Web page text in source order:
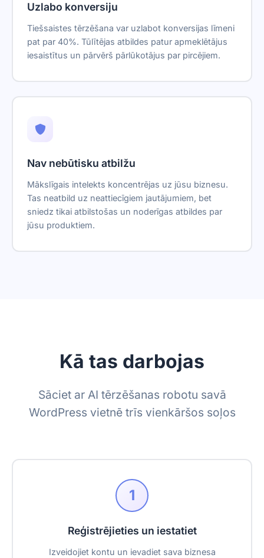
Uzlabo konversiju
Tiešsaistes tērzēšana var uzlabot konversijas līmeni
pat par 40%. Tūlītējas atbildes patur apmeklētājus
iesaistītus un pārvērš pārlūkotājus par pircējiem.
Nav nebūtisku atbilžu
Mākslīgais intelekts koncentrējas uz jūsu biznesu.
Tas neatbild uz neattiecīgiem jautājumiem, bet
sniedz tikai atbilstošas un noderīgas atbildes par
jūsu produktiem.
Kā tas darbojas
Sāciet ar AI tērzēšanas robotu savā
WordPress vietnē trīs vienkāršos soļos
1
Reģistrējieties un iestatiet
Izveidojiet kontu un ievadiet sava biznesa